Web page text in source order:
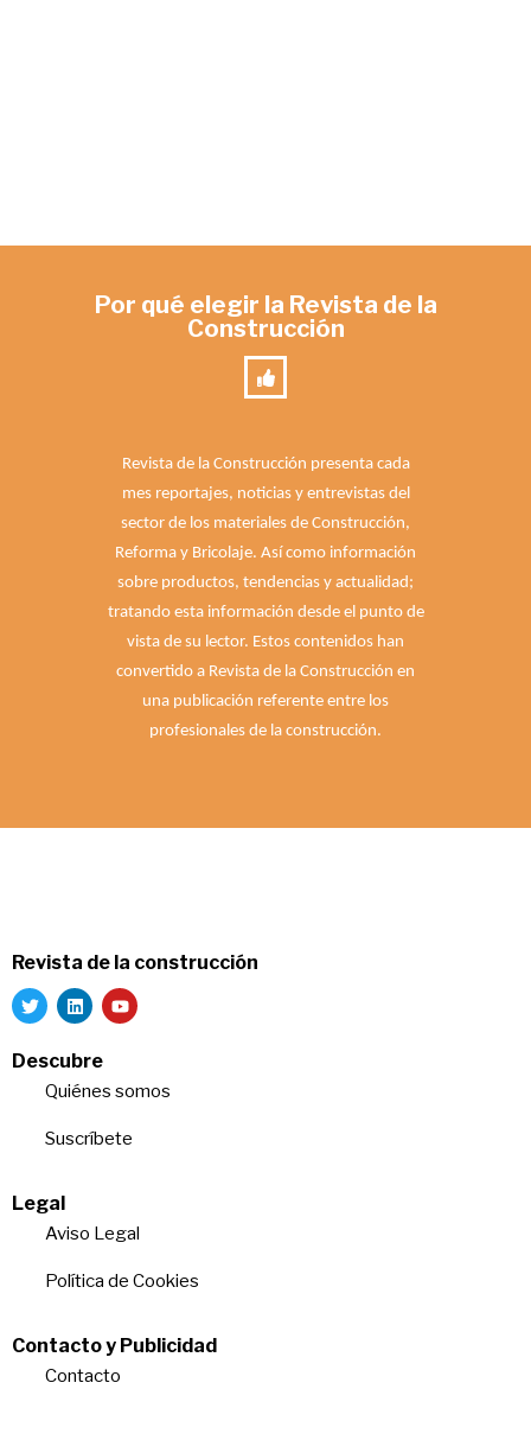
Por qué elegir la Revista de la
Construcción
Revista de la Construcción presenta cada
mes reportajes, noticias y entrevistas del
sector de los materiales de Construcción,
Reforma y Bricolaje. Así como información
sobre productos, tendencias y actualidad;
tratando esta información desde el punto de
vista de su lector. Estos contenidos han
convertido a Revista de la Construcción en
una publicación referente entre los
profesionales de la construcción.
Revista de la construcción
Descubre
Quiénes somos
Suscríbete
Legal
Aviso Legal
Política de Cookies
Contacto y Publicidad
Contacto